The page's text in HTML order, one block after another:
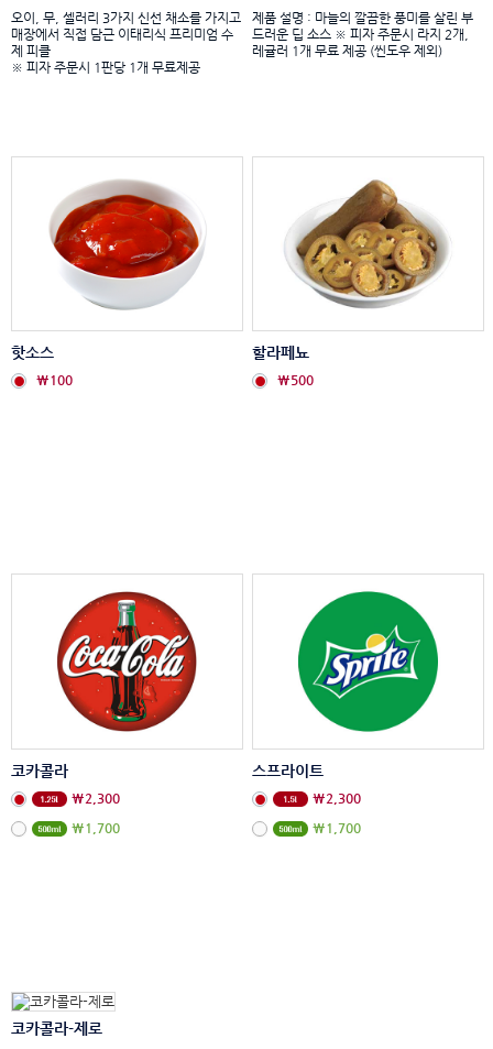
오이, 무, 셀러리 3가지 신선 채소를 가지고
매장에서 직접 담근 이태리식 프리미엄 수
제 피클
※ 피자 주문시 1판당 1개 무료제공
제품 설명 : 마늘의 깔끔한 풍미를 살린 부
드러운 딥 소스 ※ 피자 주문시 라지 2개,
레귤러 1개 무료 제공 (씬도우 제외)
핫소스
₩100
할라페뇨
₩500
코카콜라
₩2,300
₩1,700
스프라이트
₩2,300
₩1,700
코카콜라-제로